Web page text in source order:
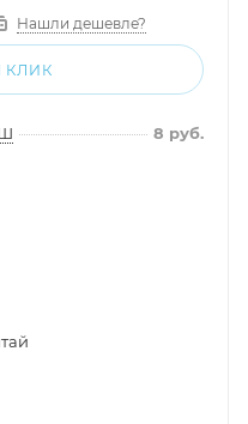
Нашли дешевле?
КЛИК
8 руб.